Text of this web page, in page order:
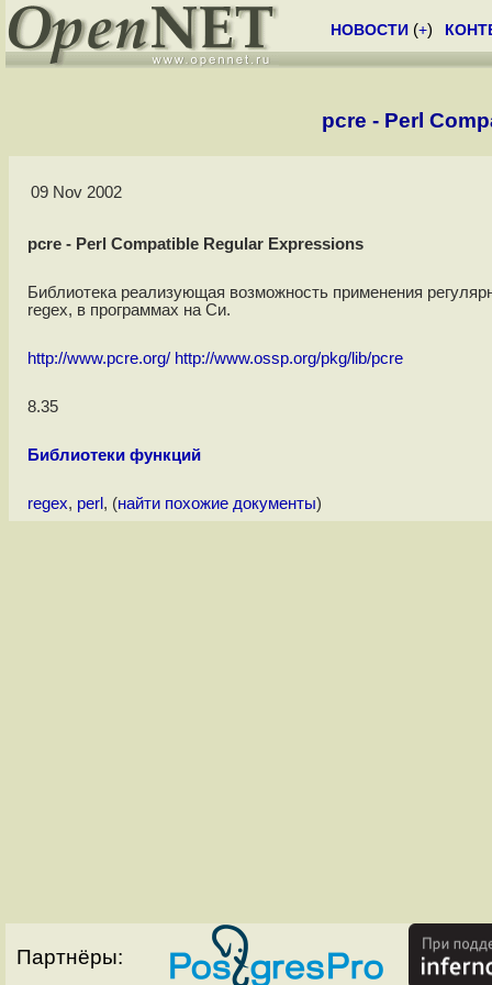
НОВОСТИ (+)
pcre - Perl
09 Nov 2002
pcre - Perl Compatible Regular Expressions
Библиотека реализующая возможность применения
regex, в программах на Си.
http://www.pcre.org/ http://www.ossp.org/pkg/lib/pcre
8.35
Библиотеки функций
regex, perl , (найти похожие документы)
Партнёры: